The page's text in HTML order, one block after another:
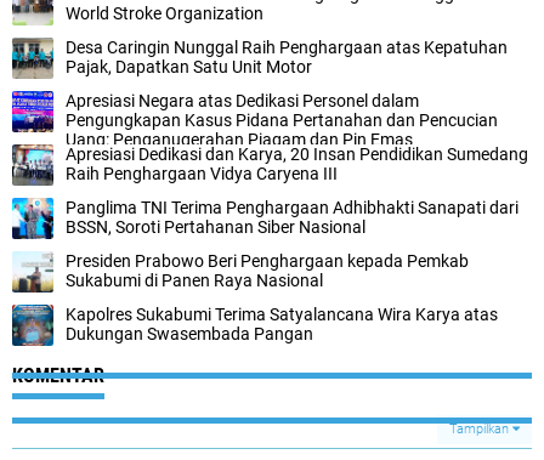
World Stroke Organization
Desa Caringin Nunggal Raih Penghargaan atas Kepatuhan
Pajak, Dapatkan Satu Unit Motor
Apresiasi Negara atas Dedikasi Personel dalam
Pengungkapan Kasus Pidana Pertanahan dan Pencucian
Uang: Penganugerahan Piagam dan Pin Emas
Apresiasi Dedikasi dan Karya, 20 Insan Pendidikan Sumedang
Raih Penghargaan Vidya Caryena III
Panglima TNI Terima Penghargaan Adhibhakti Sanapati dari
BSSN, Soroti Pertahanan Siber Nasional
Presiden Prabowo Beri Penghargaan kepada Pemkab
Sukabumi di Panen Raya Nasional
Kapolres Sukabumi Terima Satyalancana Wira Karya atas
Dukungan Swasembada Pangan
KOMENTAR
Tampilkan